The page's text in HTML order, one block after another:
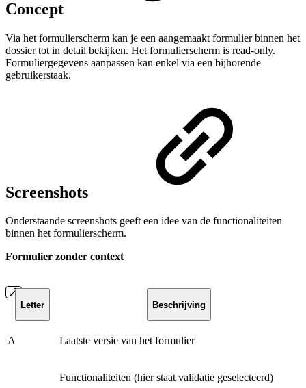
Concept
Via het formulierscherm kan je een aangemaakt formulier binnen het
dossier tot in detail bekijken. Het formulierscherm is read-only.
Formuliergegevens aanpassen kan enkel via een bijhorende
gebruikerstaak.
Screenshots
Onderstaande screenshots geeft een idee van de functionaliteiten
binnen het formulierscherm.
Formulier zonder context
Letter Beschrijving
A Laatste versie van het formulier
Functionaliteiten (hier staat validatie geselecteerd)